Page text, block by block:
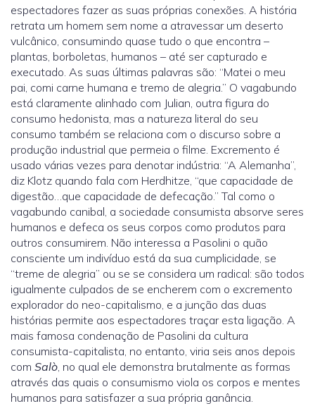
espectadores fazer as suas próprias conexões. A história
retrata um homem sem nome a atravessar um deserto
vulcânico, consumindo quase tudo o que encontra –
plantas, borboletas, humanos – até ser capturado e
executado. As suas últimas palavras são: “Matei o meu
pai, comi carne humana e tremo de alegria.” O vagabundo
está claramente alinhado com Julian, outra figura do
consumo hedonista, mas a natureza literal do seu
consumo também se relaciona com o discurso sobre a
produção industrial que permeia o filme. Excremento é
usado várias vezes para denotar indústria: “A Alemanha”,
diz Klotz quando fala com Herdhitze, “que capacidade de
digestão…que capacidade de defecação.” Tal como o
vagabundo canibal, a sociedade consumista absorve seres
humanos e defeca os seus corpos como produtos para
outros consumirem. Não interessa a Pasolini o quão
consciente um indivíduo está da sua cumplicidade, se
“treme de alegria” ou se se considera um radical: são todos
igualmente culpados de se encherem com o excremento
explorador do neo-capitalismo, e a junção das duas
histórias permite aos espectadores traçar esta ligação. A
mais famosa condenação de Pasolini da cultura
consumista-capitalista, no entanto, viria seis anos depois
com Salò, no qual ele demonstra brutalmente as formas
através das quais o consumismo viola os corpos e mentes
humanos para satisfazer a sua própria ganância.